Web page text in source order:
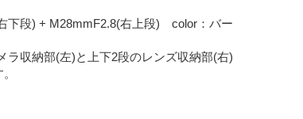
下段) + M28mmF2.8(右上段) color：バー
収納部(左)と上下2段のレンズ収納部(右)